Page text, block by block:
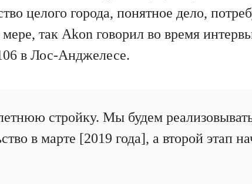
целого города, понятное дело,
так Akon говорил во время
в Лос-Анджелесе.
стройку. Мы будем
в марте [2019 года], а второй этап